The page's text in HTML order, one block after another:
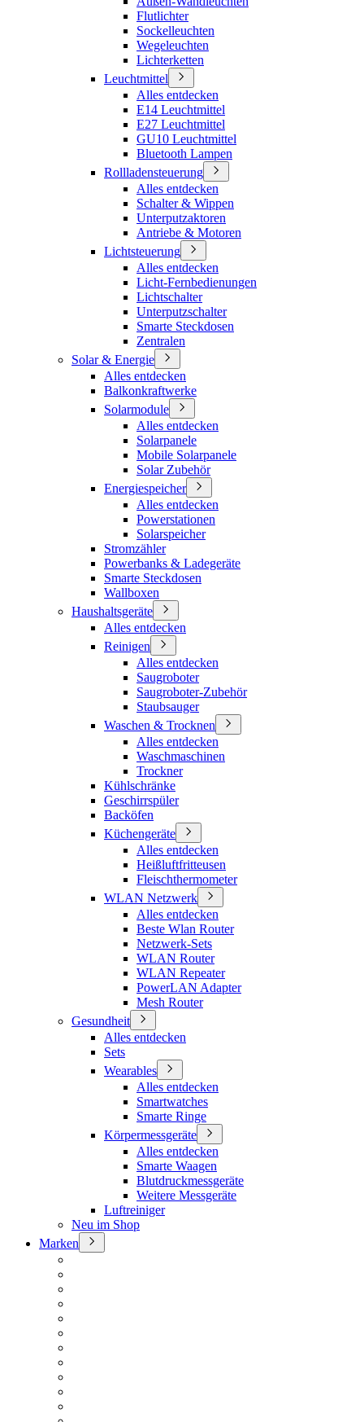
Flutlichter
Sockelleuchten
Wegeleuchten
Lichterketten
Leuchtmittel
Alles entdecken
E14 Leuchtmittel
E27 Leuchtmittel
GU10 Leuchtmittel
Bluetooth Lampen
Rollladensteuerung
Alles entdecken
Schalter & Wippen
Unterputzaktoren
Antriebe & Motoren
Lichtsteuerung
Alles entdecken
Licht-Fernbedienungen
Lichtschalter
Unterputzschalter
Smarte Steckdosen
Zentralen
Solar & Energie
Alles entdecken
Balkonkraftwerke
Solarmodule
Alles entdecken
Solarpanele
Mobile Solarpanele
Solar Zubehör
Energiespeicher
Alles entdecken
Powerstationen
Solarspeicher
Stromzähler
Powerbanks & Ladegeräte
Smarte Steckdosen
Wallboxen
Haushaltsgeräte
Alles entdecken
Reinigen
Alles entdecken
Saugroboter
Saugroboter-Zubehör
Staubsauger
Waschen & Trocknen
Alles entdecken
Waschmaschinen
Trockner
Kühlschränke
Geschirrspüler
Backöfen
Küchengeräte
Alles entdecken
Heißluftfritteusen
Fleischthermometer
WLAN Netzwerk
Alles entdecken
Beste Wlan Router
Netzwerk-Sets
WLAN Router
WLAN Repeater
PowerLAN Adapter
Mesh Router
Gesundheit
Alles entdecken
Sets
Wearables
Alles entdecken
Smartwatches
Smarte Ringe
Körpermessgeräte
Alles entdecken
Smarte Waagen
Blutdruckmessgeräte
Weitere Messgeräte
Luftreiniger
Neu im Shop
Marken